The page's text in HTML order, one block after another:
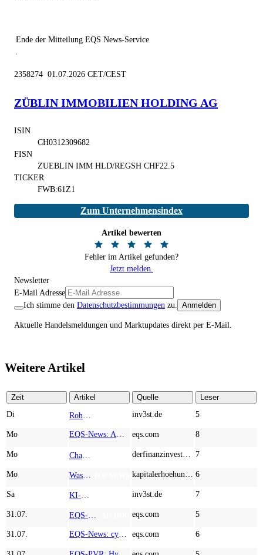
Ende der Mitteilung EQS News-Service
2358274 01.07.2026 CET/CEST
ZÜBLIN IMMOBILIEN HOLDING AG
ISIN
CH0312309682
FISN
ZUEBLIN IMM HLD/REGSH CHF22.5
TICKER
FWB:61Z1
Zum Unternehmensindex
Artikel bewerten
Fehler im Artikel gefunden?
Jetzt melden.
Newsletter
E-Mail Adresse
Ich stimme den Datenschutzbestimmungen zu. Anmelden
Aktuelle Handelsmeldungen und Marktupdates direkt per E-Mail.
Weitere Artikel
Zeit Artikel Quelle
Leser
Di
inv3st.de 5
Mo eqs.com 8
Mo 7
Mo 6
Sa inv3st.de 7
31.07. eqs.com 5
31.07. eqs.com 6